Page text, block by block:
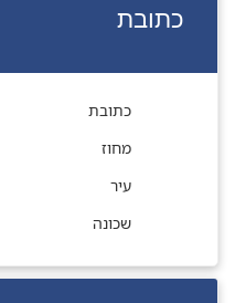
כתובת
כתובת
מחוז
עיר
שכונה